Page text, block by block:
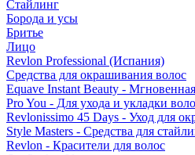
Стайлинг
Борода и усы
Бритье
Лицо
Revlon Professional (Испания)
Средства для окрашивания волос
Equave Instant Beauty -
Pro You - Для ухода и укладки
Revlonissimo 45 Days - Уход для
Style Masters - Средства для
Revlon - Красители для волос